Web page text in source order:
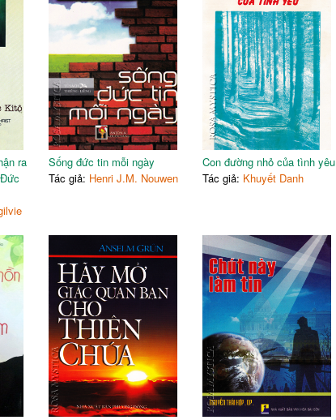
ra
Sống đức tin mỗi ngày
Tác giả: Henri J.M. Nouwen
Con đường nhỏ của tình yêu
Tác giả: Khuyết Danh